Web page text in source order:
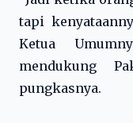
tapi
Ketua
mendukung
pungkasnya.